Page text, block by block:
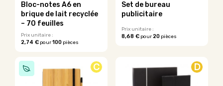
Bloc-notes A6 en
brique de lait recyclée
– 70 feuilles
Prix unitaire :
2,74 € pour100 pièces
Set de bureau
publicitaire
Prix unitaire :
8,68 €pour20pièces
C D